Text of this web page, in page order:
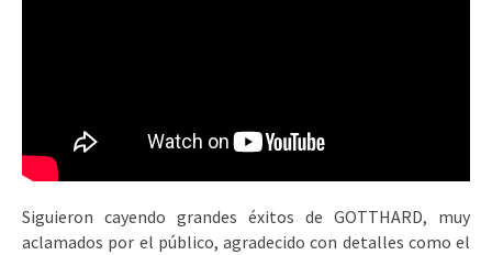
Siguieron cayendo grandes éxitos de GOTTHARD, muy
aclamados por el público, agradecido con detalles como el